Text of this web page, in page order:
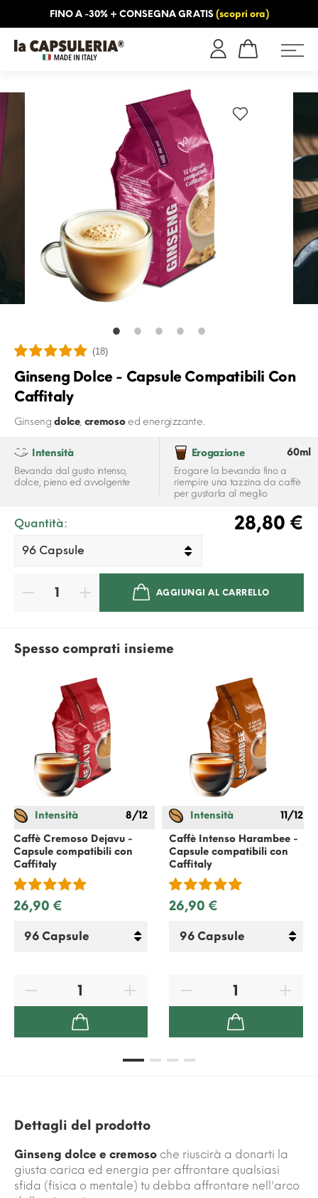
FINO A -30% + CONSEGNA GRATIS (scopri ora)
(18)
Ginseng Dolce - Capsule Compatibili Con
Caffitaly
Ginsengdolce, cremosoed energizzante.
Intensità
Bevanda dal gusto intenso,
dolce, pieno ed avvolgente
Erogazione 60ml
Erogare la bevanda fino a
riempire una tazzina da caffè
per gustarla al meglio
28,80 €
Quantità:
AGGIUNGI AL CARRELLO
Spesso comprati insieme
Intensità
8/12
Caffè Cremoso Dejavu -
Capsule compatibili con
Caffitaly
26,90 €
Intensità
11/12
Caffè Intenso Harambee -
Capsule compatibili con
Caffitaly
26,90 €
Dettagli del prodotto
Ginseng dolce e cremoso che riuscirà a donarti la
giusta carica ed energia per affrontare qualsiasi
sfida (fisica o mentale) tu debba affrontare nell'arco